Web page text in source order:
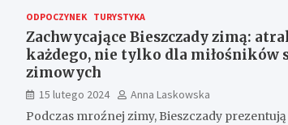
ODPOCZYNEK TURYSTYKA
Zachwycające Bieszczady zimą:
każdego, nie tylko dla miłośników
zimowych
15 lutego 2024
Anna Laskowska
Podczas mroźnej zimy, Bieszczady